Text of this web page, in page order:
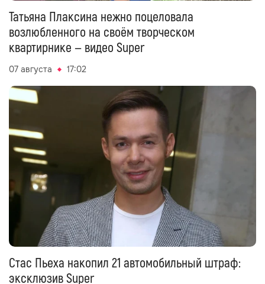
Татьяна Плаксина нежно поцеловала
возлюбленного на своём творческом
квартирнике — видео Super
07 августа 17:02
Стас Пьеха накопил 21 автомобильный штраф:
эксклюзив Super